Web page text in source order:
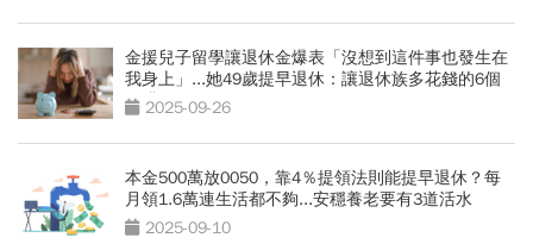
金援兒子留學讓退休金爆表「沒想到這件事也發生在
我身上」...她49歲提早退休：讓退休族多花錢的6個
陷阱2025-09-26
本金500萬放0050，靠4％提領法則能提早退休？每
月領1.6萬連生活都不夠...安穩養老要有3道活水
2025-09-10